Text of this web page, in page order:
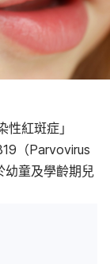
性紅斑症」
（Parvovirus
幼童及學齡期兒